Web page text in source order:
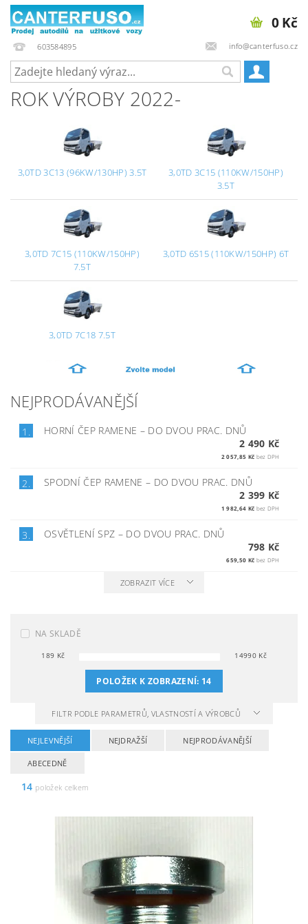
603584895 info@canterfuso.cz
0 Kč
ROK VÝROBY 2022-
3,0TD 3C13 (96KW/130HP) 3.5T
3,0TD 3C15 (110KW/150HP)
3.5T
3,0TD 7C15 (110KW/150HP)
7.5T
3,0TD 6S15 (110KW/150HP) 6T
3,0TD 7C18 7.5T
NEJPRODÁVANĚJŠÍ
1. HORNÍ ČEP RAMENE – DO DVOU PRAC. DNŮ
2 490 Kč
2 057,85 Kč bez DPH
2. SPODNÍ ČEP RAMENE – DO DVOU PRAC. DNŮ
2 399 Kč
1 982,64 Kč bez DPH
3. OSVĚTLENÍ SPZ – DO DVOU PRAC. DNŮ
798 Kč
659,50 Kč bez DPH
ZOBRAZIT VÍCE
NA SKLADĚ
189 Kč 14990Kč
POLOŽEK K ZOBRAZENÍ: 14
FILTR PODLE PARAMETRŮ, VLASTNOSTÍ A VÝROBCŮ
NEJLEVNĚJŠÍ NEJDRAŽŠÍ NEJPRODÁVANĚJŠÍ
ABECEDNĚ
14 položek celkem